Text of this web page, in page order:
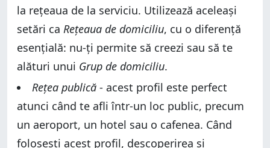
la rețeaua de la serviciu. Utilizează aceleași
setări ca Rețeaua de domiciliu, cu o diferență
esențială: nu-ți permite să creezi sau să te
alături unui Grup de domiciliu.
Rețea publică - acest profil este perfect
atunci când te afli într-un loc public, precum
un aeroport, un hotel sau o cafenea. Când
folosești acest profil, descoperirea și